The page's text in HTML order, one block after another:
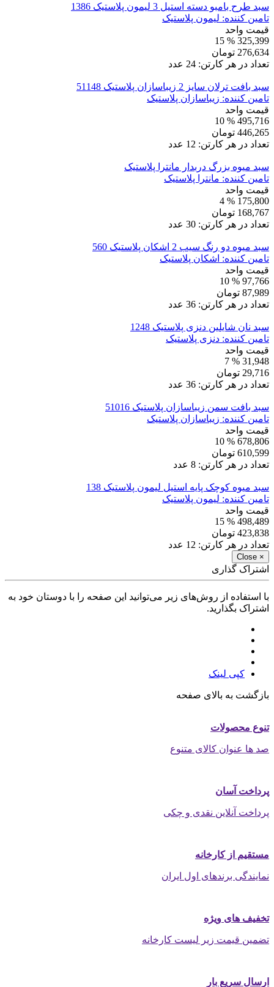
سبد طرح بامبو دسته استیل 3 لیمون پلاستیک 1386
تامین کننده: لیمون پلاستیک
قیمت واحد
325,399
% 15
276,634 تومان
تعداد در هر کارتن: 24 عدد
سبد بافت ترلان سایز 2 زیباسازان پلاستیک 51148
تامین کننده: زیباسازان پلاستیک
قیمت واحد
495,716
% 10
446,265 تومان
تعداد در هر کارتن: 12 عدد
سبد میوه بزرگ دربدار مانترا پلاستیک
تامین کننده: مانترا پلاستیک
قیمت واحد
175,800
% 4
168,767 تومان
تعداد در هر کارتن: 30 عدد
سبد میوه دو رنگ سیب 2 اشکان پلاستیک 560
تامین کننده: اشکان پلاستیک
قیمت واحد
97,766
% 10
87,989 تومان
تعداد در هر کارتن: 36 عدد
سبد نان شایلین دنزی پلاستیک 1248
تامین کننده: دنزی پلاستیک
قیمت واحد
31,948
% 7
29,716 تومان
تعداد در هر کارتن: 36 عدد
سبد بافت سمن زیباسازان پلاستیک 51016
تامین کننده: زیباسازان پلاستیک
قیمت واحد
678,806
% 10
610,599 تومان
تعداد در هر کارتن: 8 عدد
سبد میوه کوچک پایه استیل لیمون پلاستیک 138
تامین کننده: لیمون پلاستیک
قیمت واحد
498,489
% 15
423,838 تومان
تعداد در هر کارتن: 12 عدد
×
Close
اشتراک گذاری
با استفاده از روش‌های زیر می‌توانید این صفحه را با دوستان خود به
اشتراک بگذارید.
کپی لینک
بازگشت به بالای صفحه
تنوع محصولات
صد ها عنوان کالای متنوع
پرداخت آسان
پرداخت آنلاین نقدی و چکی
مستقیم از کارخانه
نمایندگی برندهای اول ایران
تخفیف های ویژه
تضمین قیمت زیر لیست کارخانه
ارسال سریع بار